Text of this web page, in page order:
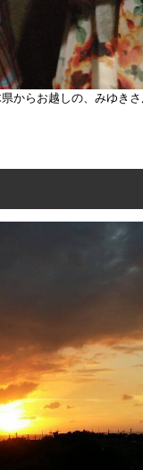
からお越しの、みゆき